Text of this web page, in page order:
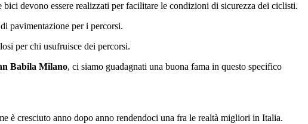
devono essere realizzati per facilitare le condizioni di sicurezza dei ciclisti.
pavimentazione per i percorsi.
per chi usufruisce dei percorsi.
Babila Milano, ci siamo guadagnati una buona fama in questo specifico
è cresciuto anno dopo anno rendendoci una fra le realtà migliori in Italia.